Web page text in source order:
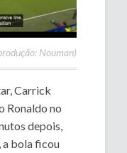
Nouman)
Carrick
Ronaldo no
depois,
a bola ficou